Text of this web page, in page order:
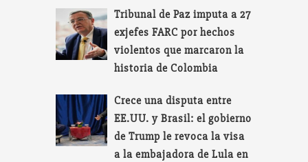
Tribunal de Paz imputa a 27
exjefes FARC por hechos
violentos que marcaron la
historia de Colombia
Crece una disputa entre
EE.UU. y Brasil: el gobierno
de Trump le revoca la visa
a la embajadora de Lula en